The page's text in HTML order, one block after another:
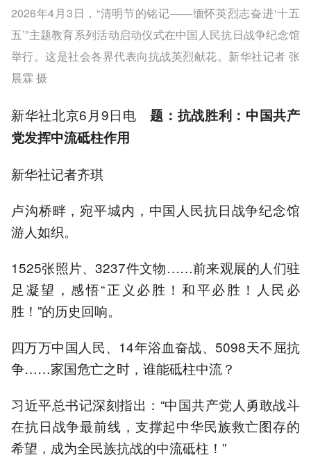
2026年4月3日，“清明节的铭记——缅怀英烈志奋进‘十五
五’”主题教育系列活动启动仪式在中国人民抗日战争纪念馆
举行。这是社会各界代表向抗战英烈献花。新华社记者 张
晨霖 摄
新华社北京6月9日电 题：抗战胜利：中国共产
党发挥中流砥柱作用
新华社记者齐琪
卢沟桥畔，宛平城内，中国人民抗日战争纪念馆
游人如织。
1525张照片、3237件文物……前来观展的人们驻
足凝望，感悟“正义必胜！和平必胜！人民必
胜！”的历史回响。
四万万中国人民、14年浴血奋战、5098天不屈抗
争……家国危亡之时，谁能砥柱中流？
习近平总书记深刻指出：“中国共产党人勇敢战斗
在抗日战争最前线，支撑起中华民族救亡图存的
希望，成为全民族抗战的中流砥柱！”